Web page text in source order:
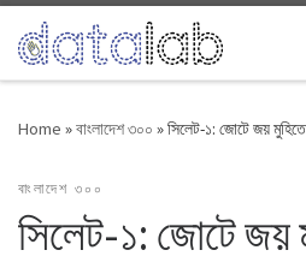
Skip to content
Home »বাংলাদেশ ৩০০ »সিলেট-১: জোটে জয়
বাংলাদেশ ৩০০
সিলেট-১: জোটে জয়